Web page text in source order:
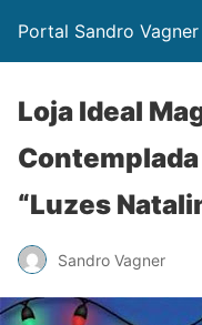
Portal Sandro Vagner
Loja Ideal
“Luzes
Sandro Vagner